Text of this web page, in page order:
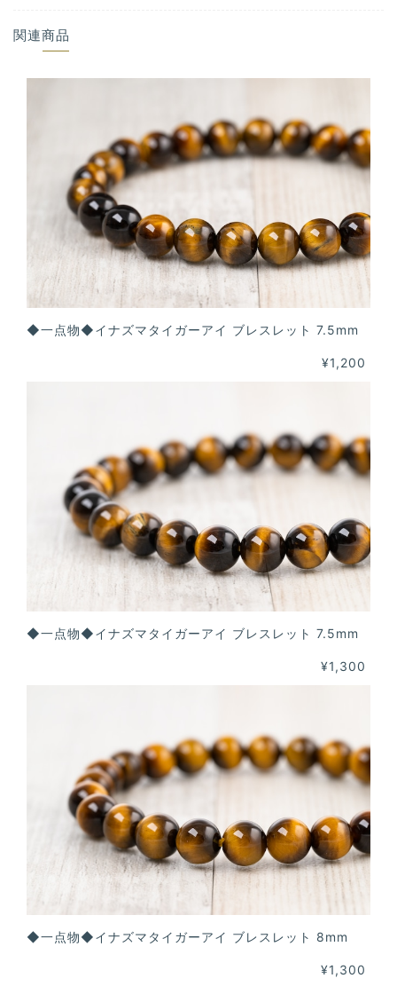
関連商品
◆一点物◆イナズマタイガーアイ ブレスレット 7.5mm
¥1,200
◆一点物◆イナズマタイガーアイ ブレスレット 7.5mm
¥1,300
◆一点物◆イナズマタイガーアイ ブレスレット 8mm
¥1,300